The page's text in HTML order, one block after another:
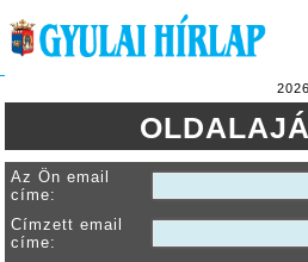
Az Ön email
címe:
Címzett email
címe: